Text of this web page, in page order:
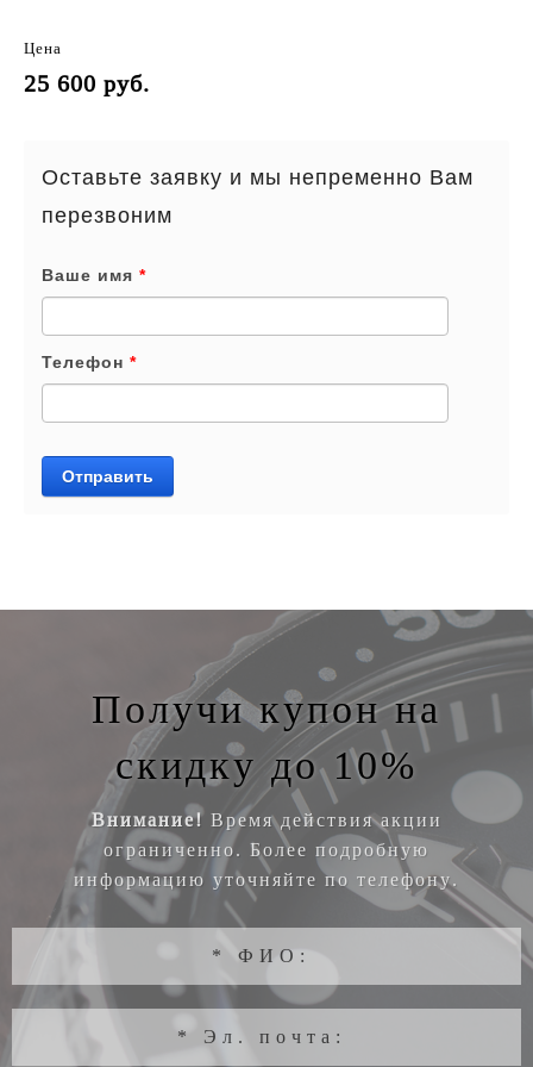
Цена
25 600 руб.
Оставьте заявку и мы непременно Вам
перезвоним
Ваше имя *
Телефон *
Отправить
Получи купон на
скидку до 10%
Внимание!Время действия акции
ограниченно. Более подробную
информацию уточняйте по телефону.